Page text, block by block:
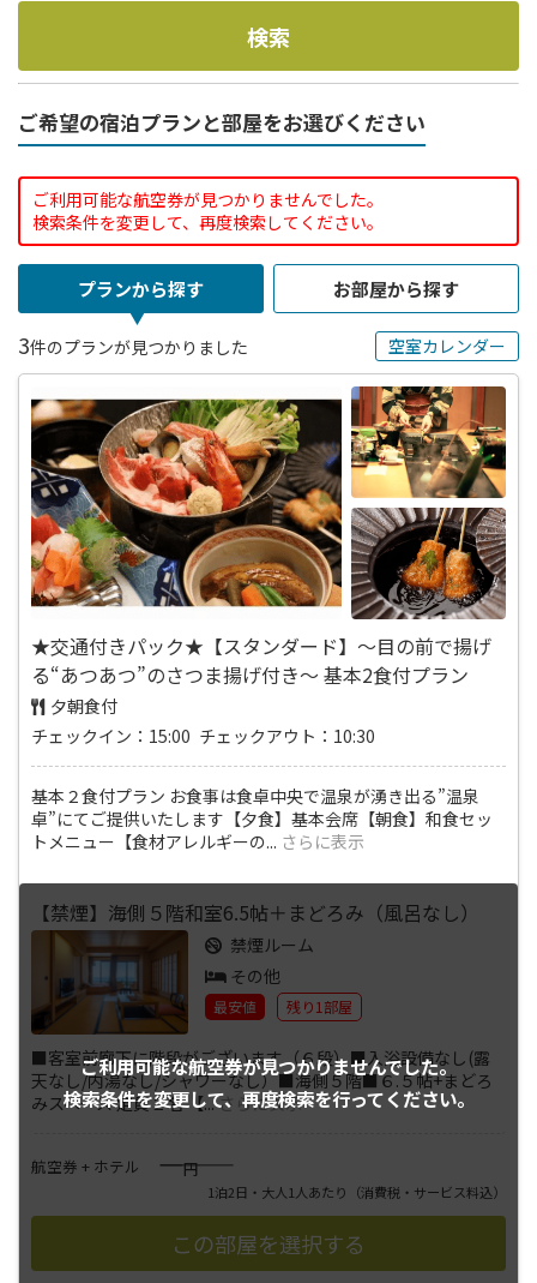
検索
ご希望の宿泊プランと部屋をお選びください
ご利用可能な航空券が見つかりませんでした。
検索条件を変更して、再度検索してください。
プランから探す お部屋から探す
3件のプランが見つかりました 空室カレンダー
★交通付きパック★【スタンダード】～目の前で揚げ
る“あつあつ”のさつま揚げ付き～ 基本2食付プラン
夕朝食付
チェックイン：15:00 チェックアウト：10:30
基本２食付プラン お食事は食卓中央で温泉が湧き出る”温泉
卓”にてご提供いたします【夕食】基本会席【朝食】和食セッ
トメニュー【食材アレルギーの... さらに表示
ご利用可能な航空券が見つかりませんでした。
検索条件を変更して、再度検索を行ってください。
【禁煙】海側５階和室6.5帖＋まどろみ（風呂なし）
禁煙ルーム
その他
最安値 残り1部屋
■客室前廊下に階段がございます（６段）■入浴設備なし(露
天なし/内湯なし/シャワーなし）■海側５階■６.５帖+まどろ
みスペース 定員２名 【...さらに表示
航空券 + ホテル ――――円
1泊2日・大人1人あたり （消費税・サービス料込）